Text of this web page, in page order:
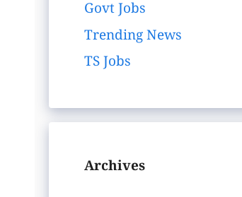
Govt Jobs
Trending News
TS Jobs
Archives